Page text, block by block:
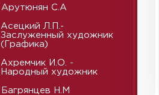
Арутюнян С.А
Асецкий Л.П.-
Заслуженный художник
(Графика)
Ахремчик И.О. -
Народный художник
Багрянцев Н.М